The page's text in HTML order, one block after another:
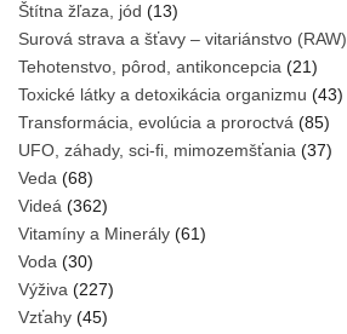
Štítna žľaza, jód (13)
Surová strava a šťavy – vitariánstvo (RAW)
Tehotenstvo, pôrod, antikoncepcia (21)
Toxické látky a detoxikácia organizmu (43)
Transformácia, evolúcia a proroctvá (85)
UFO, záhady, sci-fi, mimozemšťania (37)
Veda (68)
Videá (362)
Vitamíny a Minerály (61)
Voda (30)
Výživa (227)
Vzťahy (45)